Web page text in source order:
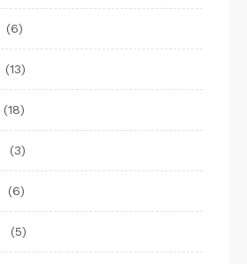
(6)
(13)
(18)
(3)
(6)
(5)